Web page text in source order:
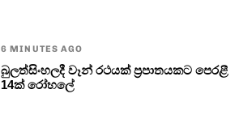
6 MINUTES AGO
බුලත්සිංහලදී වෑන් රථයක් ප්‍රපාතයකට පෙරළී
14ක් රෝහලේ